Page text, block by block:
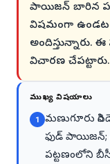
పాయిజన్ బారిన
విషమంగా
అందిస్తున్నారు.
విచారణ చేపట్టారు.
ముఖ్య విషయాలు
1
మణుగూరు
ఫుడ్ పాయిజన్;
పట్టణంలోని